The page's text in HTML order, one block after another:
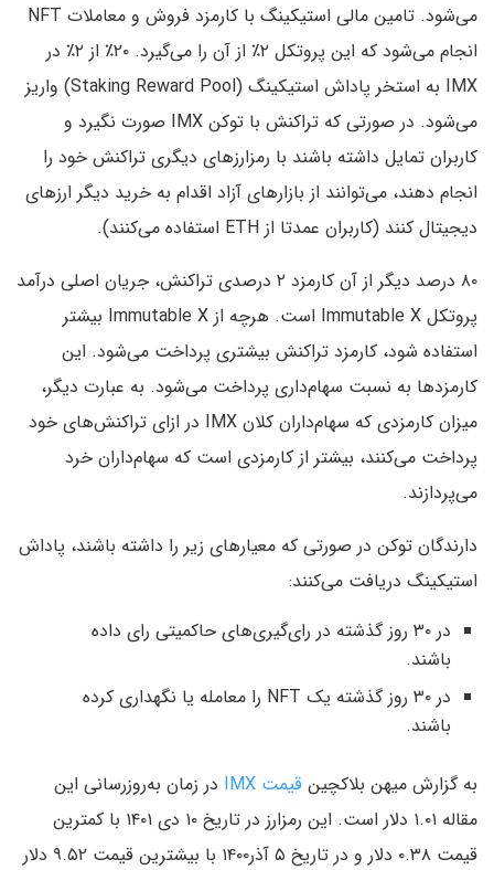
می‌شود. تامین مالی استیکینگ با کارمزد فروش و معاملات NFT
انجام می‌شود که این پروتکل ۲٪ از آن را می‌گیرد. ۲۰٪ از ۲٪ در
IMX به استخر پاداش استیکینگ (Staking Reward Pool) واریز
می‌شود. در صورتی که تراکنش با توکن IMX صورت نگیرد و
کاربران تمایل داشته باشند با رمزارزهای دیگری تراکنش خود را
انجام دهند، می‌توانند از بازارهای آزاد اقدام به خرید دیگر ارزهای
دیجیتال کنند (کاربران عمدتا از ETH استفاده می‌کنند).
۸۰ درصد دیگر از آن کارمزد ۲ درصدی تراکنش، جریان اصلی درآمد
پروتکل Immutable X است. هرچه از Immutable X بیشتر
استفاده شود، کارمزد تراکنش بیشتری پرداخت می‌شود. این
کارمزدها به نسبت سهام‌داری پرداخت می‌شود. به عبارت دیگر،
میزان کارمزدی که سهام‌داران کلان IMX در ازای تراکنش‌های خود
پرداخت می‌کنند، بیشتر از کارمزدی است که سهام‌داران خرد
می‌پردازند.
دارندگان توکن در صورتی که معیارهای زیر را داشته باشند، پاداش
استیکینگ دریافت می‌کنند:
در ۳۰ روز گذشته در رای‌گیری‌های حاکمیتی رای داده
باشند.
در ۳۰ روز گذشته یک NFT را معامله یا نگهداری کرده
باشند.
به گزارش میهن بلاکچین قیمت IMX
در زمان به‌روزرسانی این
مقاله ۱.۰۱ دلار است. این رمزارز در تاریخ ۱۰ دی ۱۴۰۱ با کمترین
قیمت ۰.۳۸ دلار و در تاریخ ۵ آذر۱۴۰۰ با بیشترین قیمت ۹.۵۲ دلار